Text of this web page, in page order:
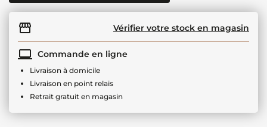
Vérifier votre stock en magasin
Commande en ligne
Livraison à domicile
Livraison en point relais
Retrait gratuit en magasin